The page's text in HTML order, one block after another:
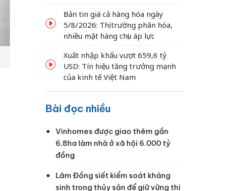
Bản tin giá cả hàng hóa ngày
5/8/2026: Thị trường phân hóa,
nhiều mặt hàng chịu áp lực
Xuất nhập khẩu vượt 659,6 tỷ
USD: Tín hiệu tăng trưởng mạnh
của kinh tế Việt Nam
Bài đọc nhiều
Vinhomes được giao thêm gần
6,8ha làm nhà ở xã hội 6.000 tỷ
đồng
Lâm Đồng siết kiểm soát kháng
sinh trong thủy sản để giữ vững thị